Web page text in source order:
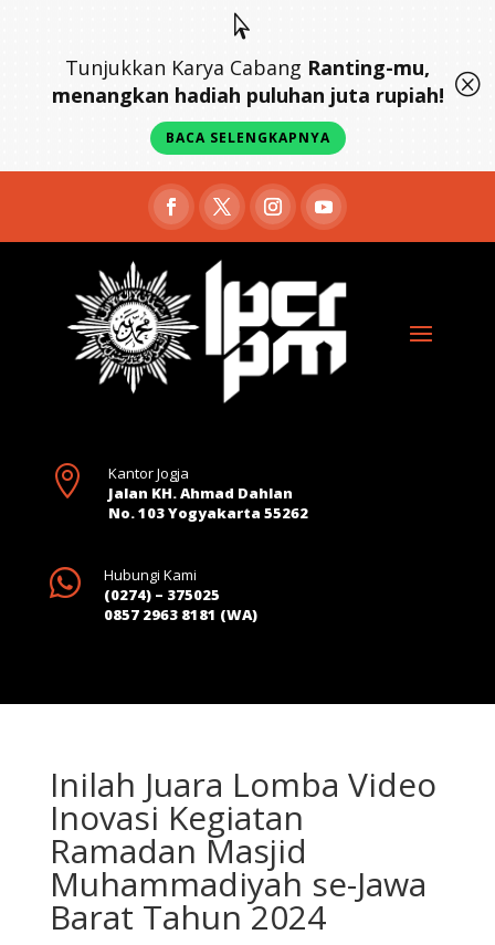

Tunjukkan Karya Cabang Ranting-mu,
menangkan hadiah puluhan juta rupiah!
BACA SELENGKAPNYA
Q

Kantor Jogja
Jalan KH. Ahmad Dahlan
No. 103 Yogyakarta 55262

Hubungi Kami
(0274) – 375025
0857 2963 8181 (WA)
Inilah Juara Lomba Video
Inovasi Kegiatan
Ramadan Masjid
Muhammadiyah se-Jawa
Barat Tahun 2024